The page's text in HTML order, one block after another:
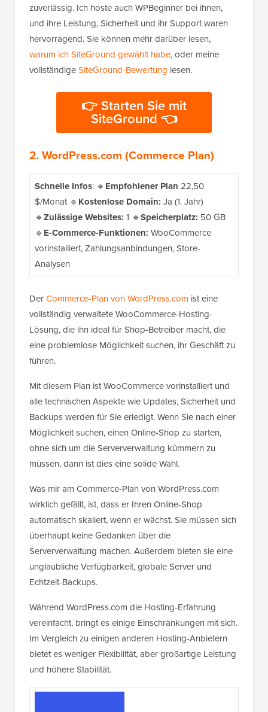
zuverlässig. Ich hoste auch WPBeginner bei ihnen,
und ihre Leistung, Sicherheit und ihr Support waren
hervorragend. Sie können mehr darüber lesen,
warum ich SiteGround gewählt habe, oder meine
vollständigeSiteGround-Bewertung lesen.
👉 Starten Sie mit
SiteGround 👈
2. WordPress.com (Commerce Plan)
Schnelle Infos: 🔹Empfohlener Plan 22,50
$/Monat 🔹Kostenlose Domain: Ja (1. Jahr)
🔹Zulässige Websites: 1 🔹Speicherplatz: 50 GB
🔹E-Commerce-Funktionen: WooCommerce
vorinstalliert, Zahlungsanbindungen, Store-
Analysen
DerCommerce-Plan von WordPress.com ist eine
vollständig verwaltete WooCommerce-Hosting-
Lösung, die ihn ideal für Shop-Betreiber macht, die
eine problemlose Möglichkeit suchen, ihr Geschäft zu
führen.
Mit diesem Plan ist WooCommerce vorinstalliert und
alle technischen Aspekte wie Updates, Sicherheit und
Backups werden für Sie erledigt. Wenn Sie nach einer
Möglichkeit suchen, einen Online-Shop zu starten,
ohne sich um die Serververwaltung kümmern zu
müssen, dann ist dies eine solide Wahl.
Was mir am Commerce-Plan von WordPress.com
wirklich gefällt, ist, dass er Ihren Online-Shop
automatisch skaliert, wenn er wächst. Sie müssen sich
überhaupt keine Gedanken über die
Serververwaltung machen. Außerdem bieten sie eine
unglaubliche Verfügbarkeit, globale Server und
Echtzeit-Backups.
Während WordPress.com die Hosting-Erfahrung
vereinfacht, bringt es einige Einschränkungen mit sich.
Im Vergleich zu einigen anderen Hosting-Anbietern
bietet es weniger Flexibilität, aber großartige Leistung
und höhere Stabilität.